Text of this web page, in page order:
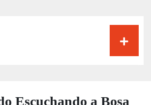
Escuchando a Bosa